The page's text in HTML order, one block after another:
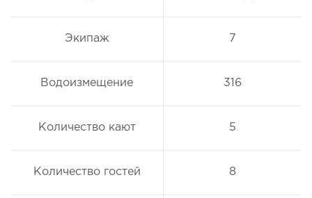
Экипаж 7
Водоизмещение 316
Количество кают 5
Количество гостей 8